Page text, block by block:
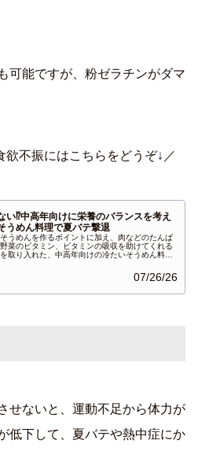
可能ですが、粉ゼラチンがダマ
欲不振にはこちらをどうぞ↓／
い⁉中高年向けに栄養のバランスを考え
うめん料理で夏バテ撃退
うめんを作るポイントに加え、肉などのたんぱ
菜のビタミン、ビタミンの吸収を助けてくれる
取り入れた、中高年向けの冷たいそうめん料理
07/26/26
せないと、運動不足から体力が
低下して、夏バテや熱中症にか